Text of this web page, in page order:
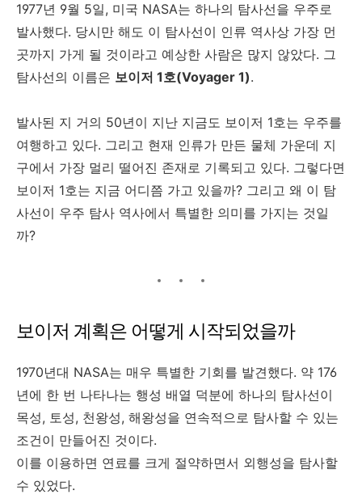
1977년 9월 5일, 미국 NASA는 하나의 탐사선을 우주로
발사했다. 당시만 해도 이 탐사선이 인류 역사상 가장 먼
곳까지 가게 될 것이라고 예상한 사람은 많지 않았다. 그
탐사선의 이름은 보이저 1호(Voyager 1).
발사된 지 거의 50년이 지난 지금도 보이저 1호는 우주를
여행하고 있다. 그리고 현재 인류가 만든 물체 가운데 지
구에서 가장 멀리 떨어진 존재로 기록되고 있다. 그렇다면
보이저 1호는 지금 어디쯤 가고 있을까? 그리고 왜 이 탐
사선이 우주 탐사 역사에서 특별한 의미를 가지는 것일
까?
보이저 계획은 어떻게 시작되었을까
1970년대 NASA는 매우 특별한 기회를 발견했다. 약 176
년에 한 번 나타나는 행성 배열 덕분에 하나의 탐사선이
목성, 토성, 천왕성, 해왕성을 연속적으로 탐사할 수 있는
조건이 만들어진 것이다.
이를 이용하면 연료를 크게 절약하면서 외행성을 탐사할
수 있었다.